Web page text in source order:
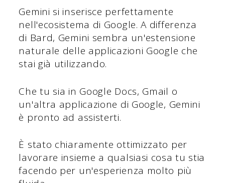
Gemini si inserisce perfettamente
nell'ecosistema di Google. A differenza
di Bard, Gemini sembra un'estensione
naturale delle applicazioni Google che
stai già utilizzando.
Che tu sia in Google Docs, Gmail o
un'altra applicazione di Google, Gemini
è pronto ad assisterti.
È stato chiaramente ottimizzato per
lavorare insieme a qualsiasi cosa tu stia
facendo per un'esperienza molto più